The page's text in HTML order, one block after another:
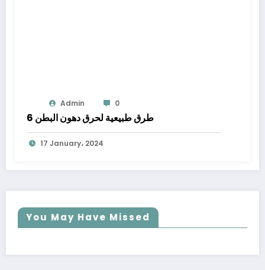
Admin 0
6 طرق طبيعية لحرق دهون البطن
17 January، 2024
You May Have Missed